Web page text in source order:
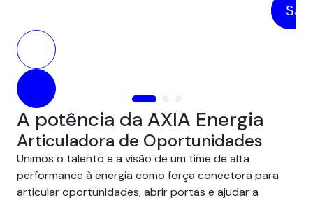
A potência da AXIA Energia
Articuladora de Oportunidades
Unimos o talento e a visão de um time de alta
performance à energia como força conectora para
articular oportunidades, abrir portas e ajudar a